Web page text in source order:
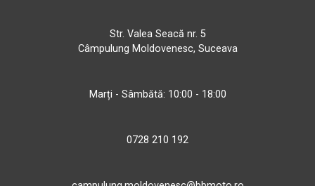
Str. Valea Seacă nr. 5
Câmpulung Moldovenesc, Suceava
Marți - Sâmbătă: 10:00 - 18:00
0728 210 192